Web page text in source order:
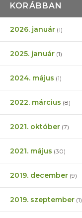
KORÁBBAN
2026. január (1)
2025. január (1)
2024. május (1)
2022. március (8)
2021. október (7)
2021. május (30)
2019. december (9)
2019. szeptember (1)